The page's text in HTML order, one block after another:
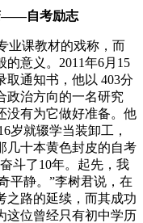
——自考励志
业课教材的戏称，而
意义。2011年6月15
取通知书，他以 403分
政治方向的一名研究
没有为它做好准备。他
岁就辍学当装卸工，
几十本黄色封皮的自考
斗了10年。起先，我
平静。”李树君说，在
之路的延续，而其成功
这位曾经只有初中学历